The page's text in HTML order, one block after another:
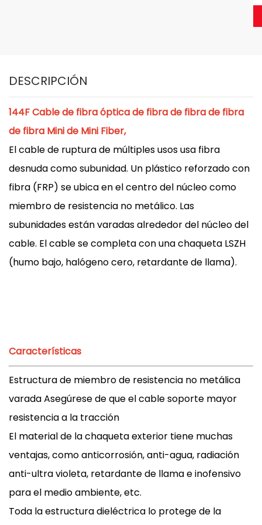
DESCRIPCIÓN
144F Cable de fibra óptica de fibra de fibra de fibra
de fibra Mini de Mini Fiber,
El cable de ruptura de múltiples usos usa fibra
desnuda como subunidad. Un plástico reforzado con
fibra (FRP) se ubica en el centro del núcleo como
miembro de resistencia no metálico. Las
subunidades están varadas alrededor del núcleo del
cable. El cable se completa con una chaqueta LSZH
(humo bajo, halógeno cero, retardante de llama).
Características
Estructura de miembro de resistencia no metálica
varada Asegúrese de que el cable soporte mayor
resistencia a la tracción
El material de la chaqueta exterior tiene muchas
ventajas, como anticorrosión, anti-agua, radiación
anti-ultra violeta, retardante de llama e inofensivo
para el medio ambiente, etc.
Toda la estructura dieléctrica lo protege de la